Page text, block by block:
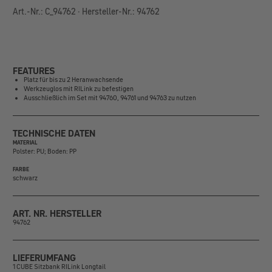
Art.-Nr.: C_94762 · Hersteller-Nr.: 94762
FEATURES
Platz für bis zu 2 Heranwachsende
Werkzeuglos mit RILink zu befestigen
Ausschließlich im Set mit 94760, 94761 und 94763 zu nutzen
TECHNISCHE DATEN
MATERIAL
Polster: PU; Boden: PP
FARBE
schwarz
ART. NR. HERSTELLER
94762
LIEFERUMFANG
1 CUBE Sitzbank RILink Longtail